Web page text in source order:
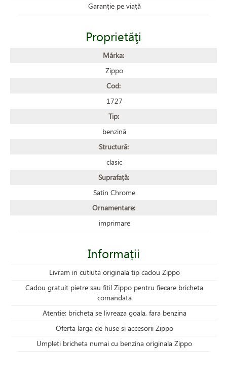
Garanție pe viață
Proprietăţi
Márka:
Zippo
Cod:
1727
Tip:
benzină
Structură:
clasic
Suprafață:
Satin Chrome
Ornamentare:
imprimare
Informații
Livram in cutiuta originala tip cadou Zippo
Cadou gratuit pietre sau fitil Zippo pentru fiecare bricheta
comandata
Atentie: bricheta se livreaza goala, fara benzina
Oferta larga de huse si accesorii Zippo
Umpleti bricheta numai cu benzina originala Zippo